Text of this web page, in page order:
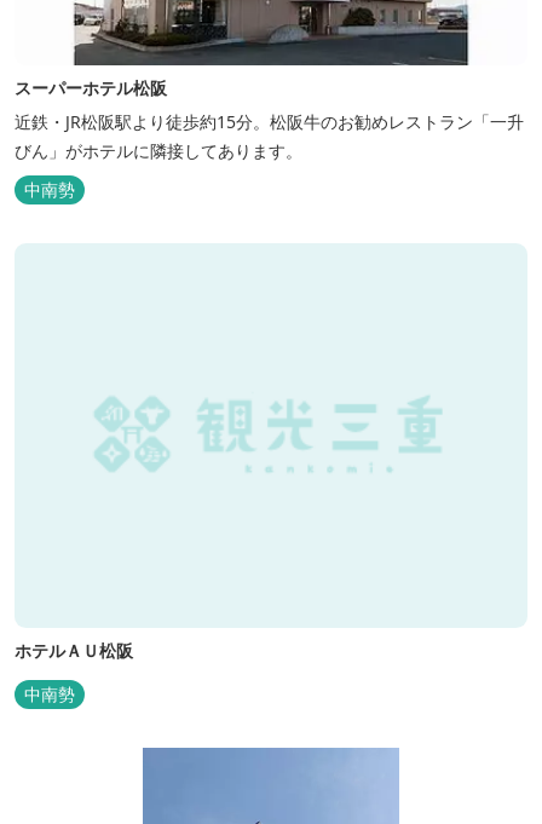
スーパーホテル松阪
近鉄・JR松阪駅より徒歩約15分。松阪牛のお勧めレストラン「一升
びん」がホテルに隣接してあります。
中南勢
ホテルＡＵ松阪
中南勢